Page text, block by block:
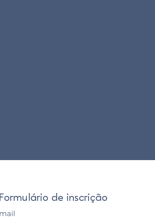
Formulário de inscrição